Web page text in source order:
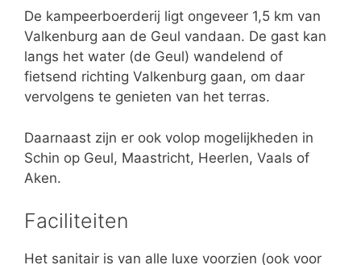
De kampeerboerderij ligt ongeveer 1,5 km van
Valkenburg aan de Geul vandaan. De gast kan
langs het water (de Geul) wandelend of
fietsend richting Valkenburg gaan, om daar
vervolgens te genieten van het terras.
Daarnaast zijn er ook volop mogelijkheden in
Schin op Geul, Maastricht, Heerlen, Vaals of
Aken.
Faciliteiten
Het sanitair is van alle luxe voorzien (ook voor